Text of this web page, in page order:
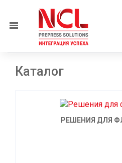
Menu
Каталог
РЕШЕНИЯ ДЛЯ